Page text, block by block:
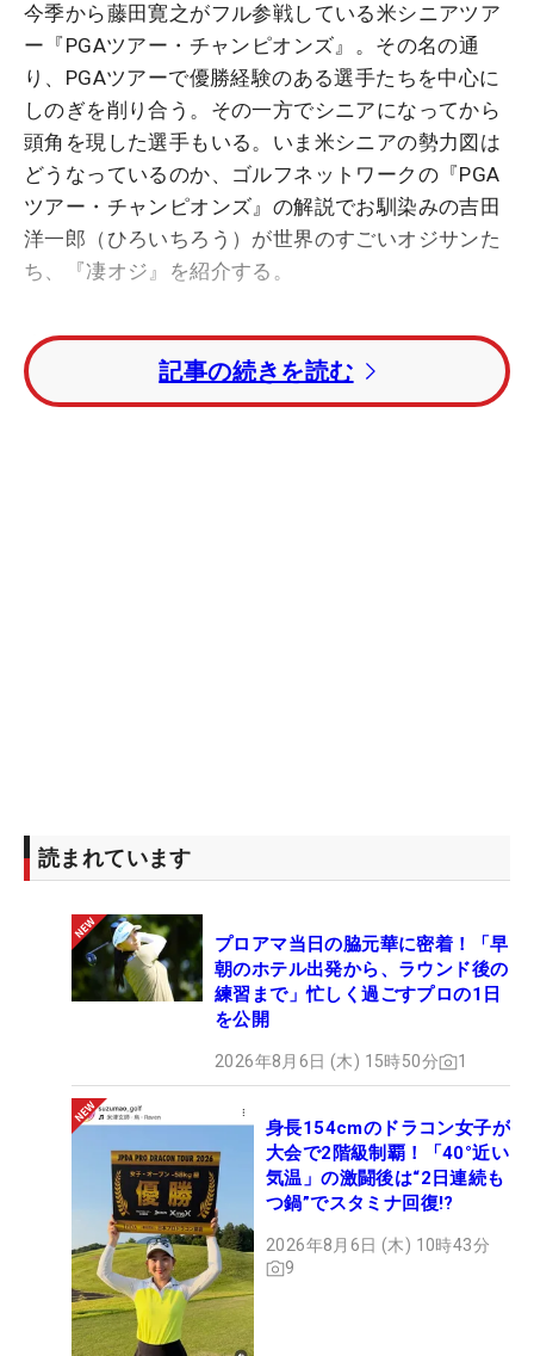
今季から藤田寛之がフル参戦している米シニアツア
ー『PGAツアー・チャンピオンズ』。その名の通
り、PGAツアーで優勝経験のある選手たちを中心に
しのぎを削り合う。その一方でシニアになってから
頭角を現した選手もいる。いま米シニアの勢力図は
どうなっているのか、ゴルフネットワークの『PGA
ツアー・チャンピオンズ』の解説でお馴染みの吉田
洋一郎（ひろいちろう）が世界のすごいオジサンた
ち、『凄オジ』を紹介する。
◇ ◇ ◇
タイガー・ウッズが米シニアツアーにいよいよ参
ュージーランドのスティーブン・アルカーは、2度
アーでは未勝利で、下部ツアーを中心に戦ってきま
した。アルカーのような選手がシニアに入って活躍
するのも見どころの1つです。
記事の続きを読む
読まれています
プロアマ当日の脇元華に密着！「早
朝のホテル出発から、ラウンド後の
練習まで」忙しく過ごすプロの1日
を公開
2026年8月6日 (木) 15時50分 1
身長154cmのドラコン女子が
大会で2階級制覇！「40°近い
気温」の激闘後は“2日連続も
つ鍋”でスタミナ回復!?
2026年8月6日 (木) 10時43分
9